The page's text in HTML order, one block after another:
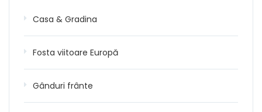
Casa & Gradina
Fosta viitoare Europă
Gânduri frânte